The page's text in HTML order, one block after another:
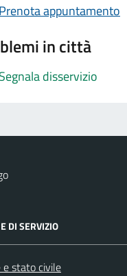
appuntamento
in città
disservizio
DI SERVIZIO
e stato civile